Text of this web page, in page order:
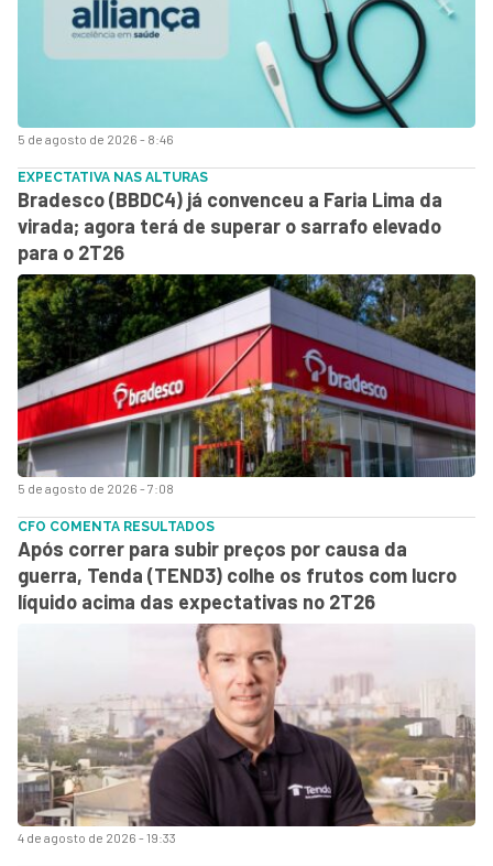
5 de agosto de 2026 - 8:46
5 de agosto de 2026 - 7:08
EXPECTATIVA NAS ALTURAS
Bradesco (BBDC4) já convenceu a Faria Lima da
virada; agora terá de superar o sarrafo elevado
para o 2T26
4 de agosto de 2026 - 19:33
CFO COMENTA RESULTADOS
Após correr para subir preços por causa da
guerra, Tenda (TEND3) colhe os frutos com lucro
líquido acima das expectativas no 2T26